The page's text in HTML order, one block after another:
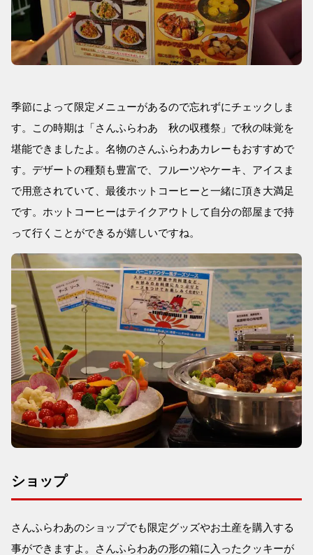
季節によって限定メニューがあるので忘れずにチェックしま
す。この時期は「さんふらわあ 秋の収穫祭」で秋の味覚を
堪能できましたよ。名物のさんふらわあカレーもおすすめで
す。デザートの種類も豊富で、フルーツやケーキ、アイスま
で用意されていて、最後ホットコーヒーと一緒に頂き大満足
です。ホットコーヒーはテイクアウトして自分の部屋まで持
って行くことができるが嬉しいですね。
ショップ
さんふらわあのショップでも限定グッズやお土産を購入する
事ができますよ。さんふらわあの形の箱に入ったクッキーが